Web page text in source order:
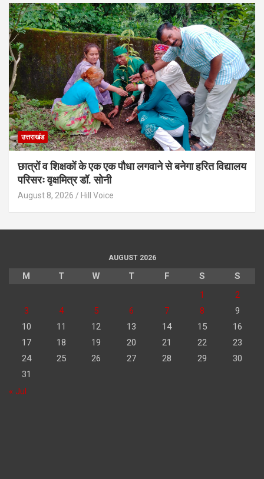
उत्तराखंड
छात्रों व शिक्षकों के एक एक पौधा लगवाने से बनेगा हरित विद्यालय
परिसरः वृक्षमित्र डॉ. सोनी
August 8, 2026 Hill Voice
AUGUST 2026
M T W T F S
S
1
2
3
4 5 6 7 8
9
10
11 12 13 14 15
16
17
18 19 20 21 22
23
24
25 26 27 28 29
30
31
« Jul